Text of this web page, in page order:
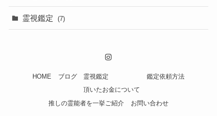
霊視鑑定 (7)
HOME ブログ
霊視鑑定
頂いたお金について
鑑定依頼方法
推しの霊能者を一挙ご紹介 お問い合わせ